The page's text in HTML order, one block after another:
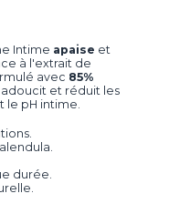
Intime apaise et
à l'extrait de
avec 85%
adoucit et réduit les
pH intime.
durée.